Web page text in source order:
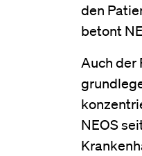
den
betont
Auch der
NEOS